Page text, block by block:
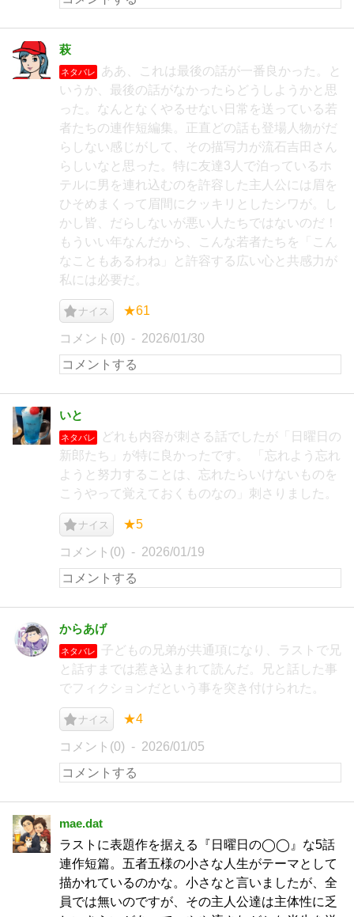
萩
ネタバレ
ああ、これは最後の話が一番良かった。と
いうか、最後の話がなかったらどうしようかと思
った。なんとなくやるせない日常を送っている若
者たちの連作短編集。正直どの話も登場人物がだ
らしない感じがして、その描写力が流石吉田さん
らしいなと思った。特に友達3人で泊っているホ
テルに男を連れ込むのを許容した主人公には眉を
ひそめまくって眉間にクッキリとしたシワが。し
かし皆、だらしないが悪い人たちではないのだ！
もういい年なんだから、こんな若者たちを「こん
なこともあるわね」と許容する広い心と共感力が
私には必要だ。
ナイス ★61
コメント(0) 2026/01/30
いと
ネタバレ
どれも内容が刺さる話でしたが「日曜日の
新郎たち」が特に良かったです。 「忘れよう忘れ
ようと努力することは、忘れたらいけないものを
こうやって覚えておくものなの」刺さりました。
ナイス ★5
コメント(0) 2026/01/19
からあげ
ネタバレ
子どもの兄弟が共通項になり、ラストで兄
と話すまでは惹き込まれて読んだ。兄と話した事
でフィクションだという事を突き付けられた。
ナイス ★4
コメント(0) 2026/01/05
mae.dat
ラストに表題作を据える『日曜日の◯◯』な5話
連作短篇。五者五様の小さな人生がテーマとして
描かれているのかな。小さなと言いましたが、全
員では無いのですが、その主人公達は主体性に乏